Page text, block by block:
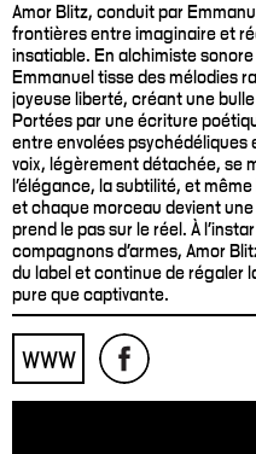
Amor Blitz, conduit par
frontières entre imaginaire et
insatiable. En alchimiste
Emmanuel tisse des mélodies
joyeuse liberté, créant une
Portées par une écriture
entre envolées
voix, légèrement détachée, se
l’élégance, la subtilité, et
et chaque morceau devient
prend le pas sur le réel. À
compagnons d’armes, Amor
du label et continue de régaler
pure que captivante.
WWW